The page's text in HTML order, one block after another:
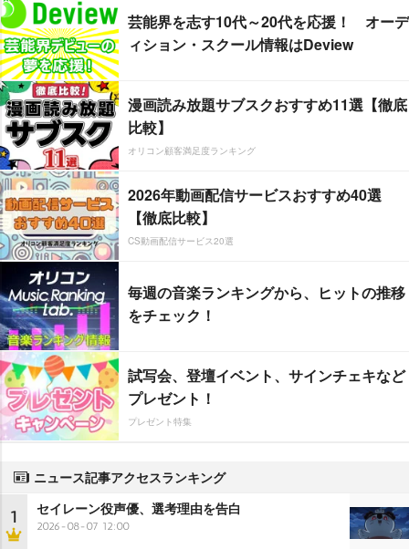
芸能界を志す10代～20代を応援！ オーデ
ィション・スクール情報はDeview
漫画読み放題サブスクおすすめ11選【徹底
比較】
オリコン顧客満足度ランキング
2026年動画配信サービスおすすめ40選
【徹底比較】
CS動画配信サービス20選
毎週の音楽ランキングから、ヒットの推移
をチェック！
試写会、登壇イベント、サインチェキなど
プレゼント！
プレゼント特集
ニュース記事アクセスランキング
1 セイレーン役声優、選考理由を告白
2026-08-07 12:00